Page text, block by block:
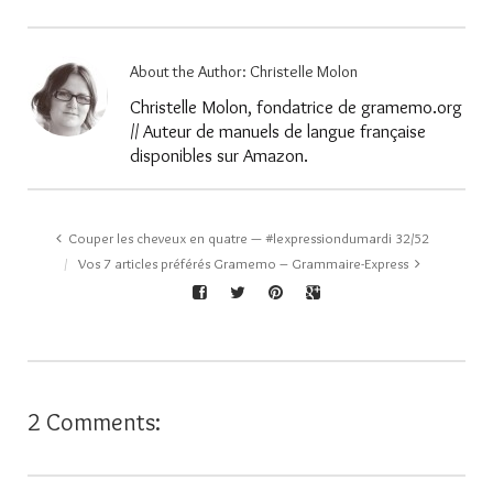
About the Author: Christelle Molon
Christelle Molon, fondatrice de gramemo.org
// Auteur de manuels de langue française
disponibles sur Amazon.
Couper les cheveux en quatre — #lexpressiondumardi 32/52
Vos 7 articles préférés Gramemo – Grammaire-Express
2 Comments: